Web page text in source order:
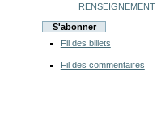
RENSEIGNEMENT
S'abonner
Fil des billets
Fil des commentaires